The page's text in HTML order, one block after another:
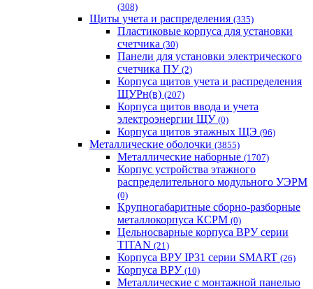
(308)
Щиты учета и распределения (335)
Пластиковые корпуса для установки
счетчика (30)
Панели для установки электрического
счетчика ПУ (2)
Корпуса щитов учета и распределения
ЩУРн(в) (207)
Корпуса щитов ввода и учета
электроэнергии ЩУ (0)
Корпуса щитов этажных ЩЭ (96)
Металлические оболочки (3855)
Металлические наборные (1707)
Корпус устройства этажного
распределительного модульного УЭРМ
(0)
Крупногабаритные сборно-разборные
металлокорпуса КСРМ (0)
Цельносварные корпуса ВРУ серии
TITAN (21)
Корпуса ВРУ IP31 серии SMART (26)
Корпуса ВРУ (10)
Металлические с монтажной панелью